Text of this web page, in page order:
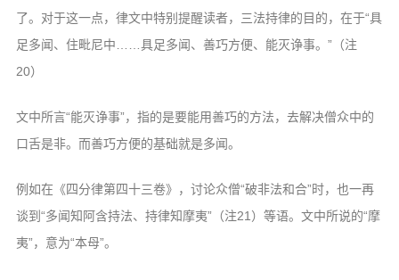
了。对于这一点，律文中特别提醒读者，三法持律的目的，在于“具
足多闻、住毗尼中……具足多闻、善巧方便、能灭诤事。”（注
20）
文中所言“能灭诤事”，指的是要能用善巧的方法，去解决僧众中的
口舌是非。而善巧方便的基础就是多闻。
例如在《四分律第四十三卷》，讨论众僧“破非法和合”时，也一再
谈到“多闻知阿含持法、持律知摩夷”（注21）等语。文中所说的“摩
夷”，意为“本母”。